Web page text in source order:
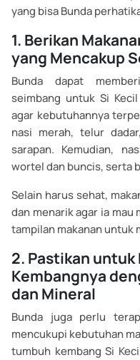
yang bisa Bunda
1. Berikan
yang Mencakup
Bunda dapat
seimbang untuk Si
agar kebutuhannya
nasi merah, telur
sarapan. Kemudian,
wortel dan buncis, serta
Selain harus sehat,
dan menarik agar ia mau
tampilan makanan untuk
2. Pastikan untuk
Kembangnya
dan Mineral
Bunda juga perlu
mencukupi kebutuhan
tumbuh kembang Si